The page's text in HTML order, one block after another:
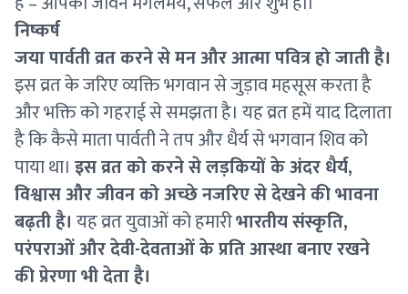
निष्कर्ष
जया पार्वती व्रत करने से मन और आत्मा पवित्र हो जाती है।
इस व्रत के जरिए व्यक्ति भगवान से जुड़ाव महसूस करता है
और भक्ति को गहराई से समझता है। यह व्रत हमें याद दिलाता
है कि कैसे माता पार्वती ने तप और धैर्य से भगवान शिव को
पाया था। इस व्रत को करने से लड़कियों के अंदर धैर्य,
विश्वास और जीवन को अच्छे नजरिए से देखने की भावना
बढ़ती है। यह व्रत युवाओं को हमारीभारतीय संस्कृति,
परंपराओं और देवी-देवताओं के प्रति आस्था बनाए रखने
की प्रेरणा भी देता है।